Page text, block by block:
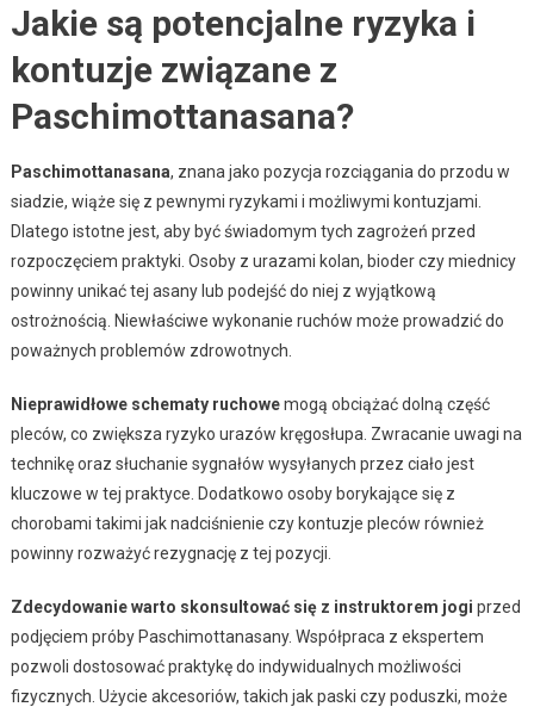
Jakie są potencjalne ryzyka i
kontuzje związane z
Paschimottanasana?
Paschimottanasana, znana jako pozycja rozciągania do przodu w
siadzie, wiąże się z pewnymi ryzykami i możliwymi kontuzjami.
Dlatego istotne jest, aby być świadomym tych zagrożeń przed
rozpoczęciem praktyki. Osoby z urazami kolan, bioder czy miednicy
powinny unikać tej asany lub podejść do niej z wyjątkową
ostrożnością. Niewłaściwe wykonanie ruchów może prowadzić do
poważnych problemów zdrowotnych.
Nieprawidłowe schematy ruchowemogą obciążać dolną część
pleców, co zwiększa ryzyko urazów kręgosłupa. Zwracanie uwagi na
technikę oraz słuchanie sygnałów wysyłanych przez ciało jest
kluczowe w tej praktyce. Dodatkowo osoby borykające się z
chorobami takimi jak nadciśnienie czy kontuzje pleców również
powinny rozważyć rezygnację z tej pozycji.
Zdecydowanie warto skonsultować się z instruktorem jogi przed
podjęciem próby Paschimottanasany. Współpraca z ekspertem
pozwoli dostosować praktykę do indywidualnych możliwości
fizycznych. Użycie akcesoriów, takich jak paski czy poduszki, może